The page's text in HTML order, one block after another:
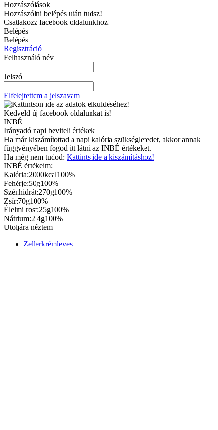
Hozzászólások
Hozzászólni belépés után tudsz!
Csatlakozz facebook oldalunkhoz!
Belépés
Belépés
Regisztráció
Felhasználó név
Jelszó
Elfelejtettem a jelszavam
Kedveld új facebook oldalunkat is!
INBÉ
Irányadó napi beviteli értékek
Ha már kiszámítottad a napi kalória szükségletedet, akkor annak
függvényében fogod itt látni az INBÉ értékeket.
Ha még nem tudod: Kattints ide a kiszámításhoz!
INBÉ értékeim:
Kalória:2000kcal100%
Fehérje:50g100%
Szénhidrát:270g100%
Zsír:70g100%
Élelmi rost:25g100%
Nátrium:2.4g100%
Utoljára néztem
Zellerkrémleves